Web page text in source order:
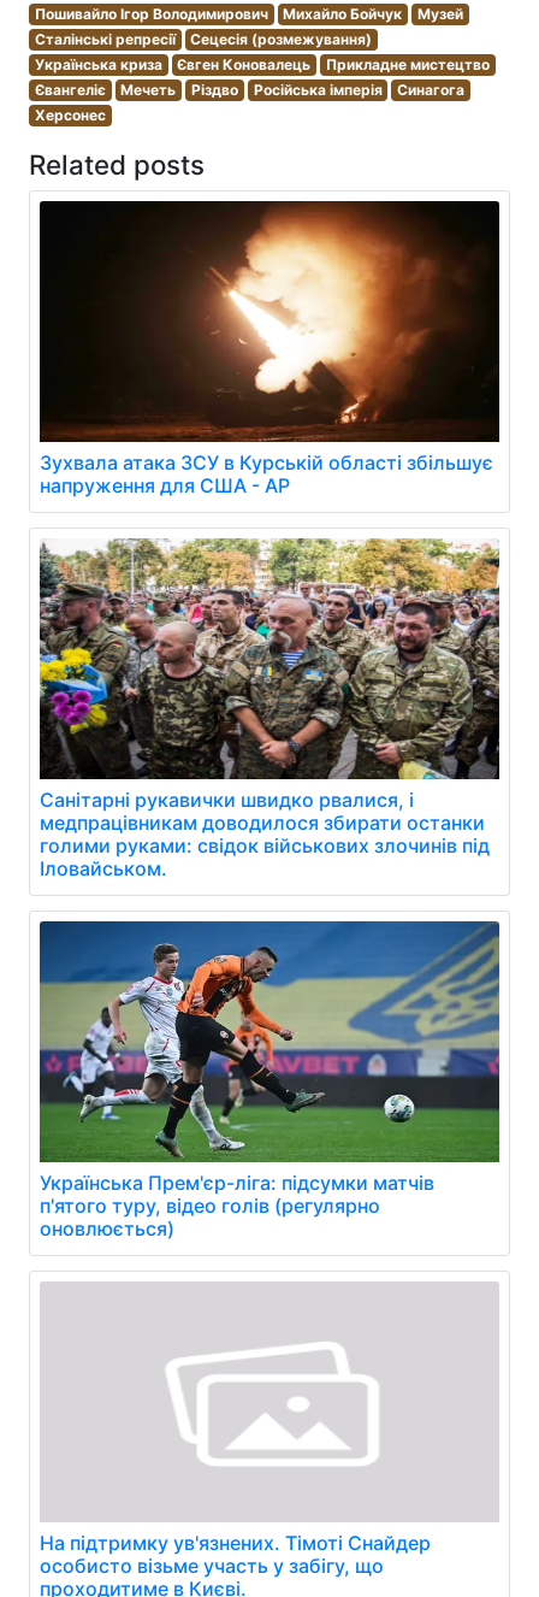
Пошивайло Ігор Володимирович Михайло Бойчук
Музей
Сталінські репресії
Сецесія (розмежування)
Українська криза
Євген Коновалець
Прикладне мистецтво
Євангеліє
Мечеть Різдво Російська імперія
Синагога
Херсонес
Related posts
Зухвала атака ЗСУ в Курській області збільшує
напруження для США - AP
Санітарні рукавички швидко рвалися, і
медпрацівникам доводилося збирати останки
голими руками: свідок військових злочинів під
Іловайськом.
Українська Прем'єр-ліга: підсумки матчів
п'ятого туру, відео голів (регулярно
оновлюється)
На підтримку ув'язнених. Тімоті Снайдер
особисто візьме участь у забігу, що
проходитиме в Києві.